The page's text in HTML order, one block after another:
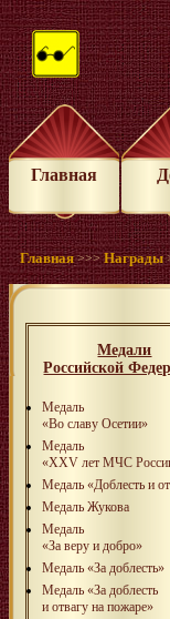
Главная
Главная >>>Награды
Медали
Российской
Медаль
«Во славу Осетии»
Медаль
«XXV лет МЧС
Медаль «Доблесть и
Медаль Жукова
Медаль
«За веру и добро»
Медаль «За доблесть»
Медаль «За доблесть
и отвагу на пожаре»